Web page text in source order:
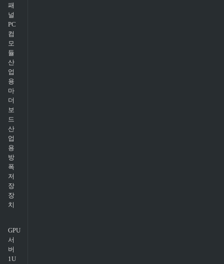
패
널
PC
컴
모
듈
산
업
용
마
더
보
드
산
업
용
방
폭
저
장
장
치
GPU
서
버
1U